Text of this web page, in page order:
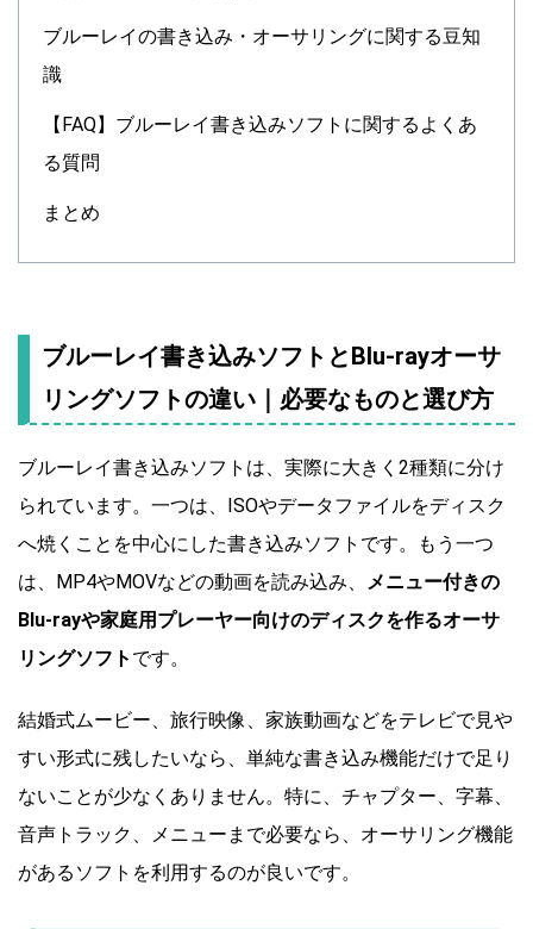
ブルーレイの書き込み・オーサリングに関する豆知
識
【FAQ】ブルーレイ書き込みソフトに関するよくあ
る質問
まとめ
ブルーレイ書き込みソフトとBlu-rayオーサ
リングソフトの違い｜必要なものと選び方
ブルーレイ書き込みソフトは、実際に大きく2種類に分け
られています。一つは、ISOやデータファイルをディスク
へ焼くことを中心にした書き込みソフトです。もう一つ
は、MP4やMOVなどの動画を読み込み、 メニュー付きの
Blu-rayや家庭用プレーヤー向けのディスクを作るオーサ
リングソフト です。
結婚式ムービー、旅行映像、家族動画などをテレビで見や
すい形式に残したいなら、単純な書き込み機能だけで足り
ないことが少なくありません。特に、チャプター、字幕、
音声トラック、メニューまで必要なら、オーサリング機能
があるソフトを利用するのが良いです。